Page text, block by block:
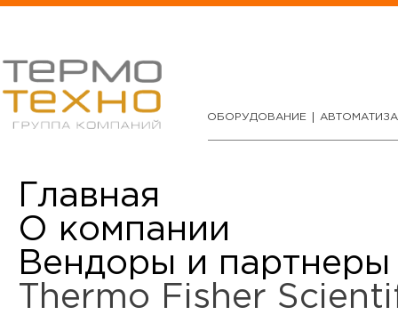
ОБОРУДОВАНИЕ
Главная
О компании
Вендоры и партнеры
Thermo Fisher